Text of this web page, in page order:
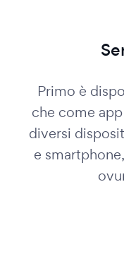
Primo è
che come
diversi
e